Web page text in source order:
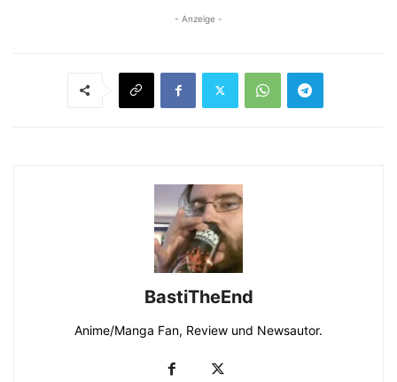
- Anzeige -
BastiTheEnd
Anime/Manga Fan, Review und Newsautor.